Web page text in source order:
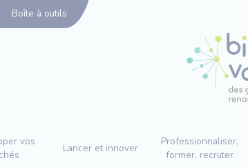
Boîte à outils
vos
Lancer et innover
Professionnaliser,
former, recruter